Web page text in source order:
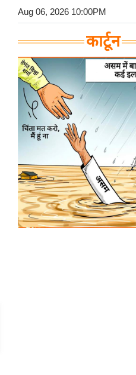
Aug 06, 2026 10:00PM
कार्टून